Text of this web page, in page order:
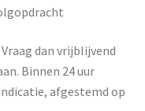
dan vrijblijvend
Binnen 24 uur
afgestemd op